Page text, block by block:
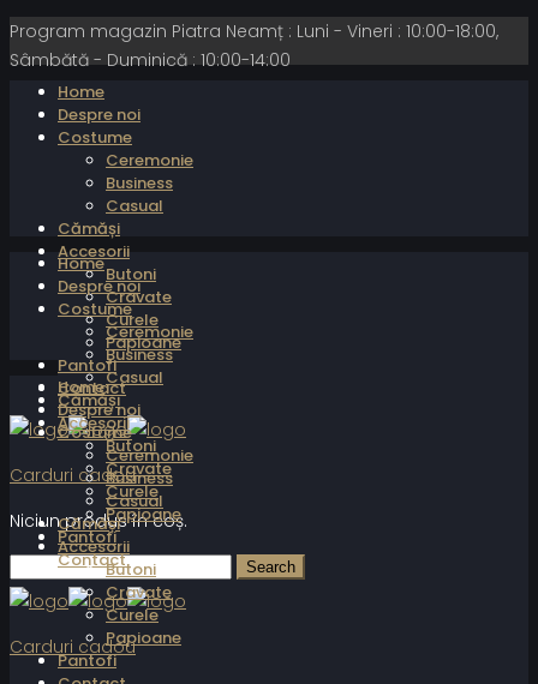
Program magazin Piatra Neamț : Luni - Vineri : 10:00-18:00,
Sâmbătă - Duminică : 10:00-14:00
Home
Despre noi
Costume
Ceremonie
Business
Casual
Cămăși
Accesorii
Butoni
Cravate
Curele
Papioane
Pantofi
Contact
Carduri cadou
Niciun produs în coș.
Home
Despre noi
Costume
Ceremonie
Business
Casual
Cămăși
Accesorii
Butoni
Cravate
Curele
Papioane
Pantofi
Contact
Carduri cadou
Home
Despre noi
Costume
Ceremonie
Business
Casual
Cămăși
Accesorii
Butoni
Cravate
Curele
Papioane
Pantofi